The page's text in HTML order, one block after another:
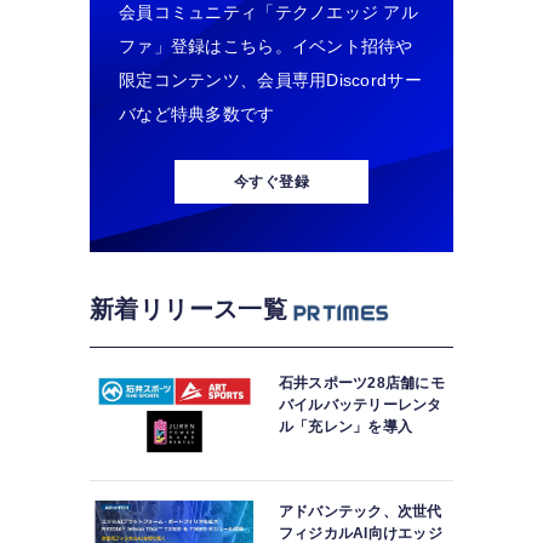
会員コミュニティ「テクノエッジ アル
ファ」登録はこちら。イベント招待や
限定コンテンツ、会員専用Discordサー
バなど特典多数です
今すぐ登録
新着リリース一覧
石井スポーツ28店舗にモ
バイルバッテリーレンタ
ル「充レン」を導入
アドバンテック、次世代
フィジカルAI向けエッジ